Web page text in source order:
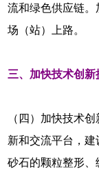
流和绿色供应链
场（站）上路。
三、加快技术创
（四）加快技术
新和交流平台，
砂石的颗粒整形